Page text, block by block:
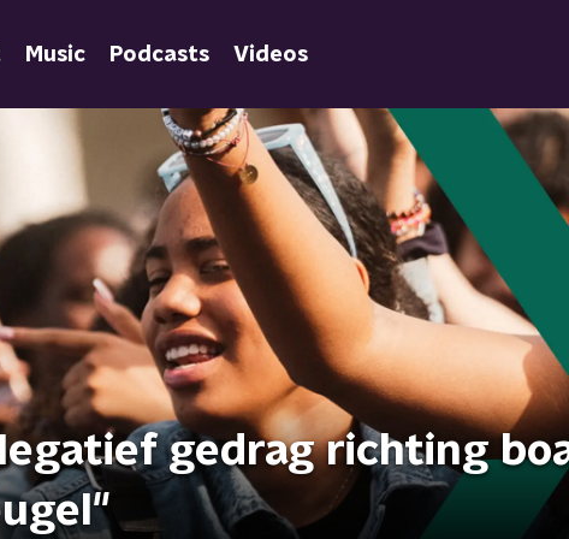
Music Podcasts Videos
gedrag richting